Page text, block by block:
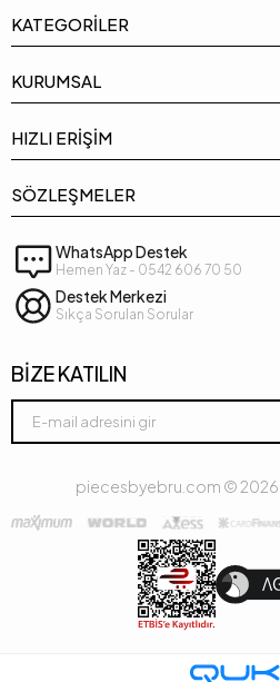
KATEGORİLER
KURUMSAL
HIZLI ERİŞİM
SÖZLEŞMELER
WhatsApp Destek
Hemen Yaz - 0542 606 70 50
Destek Merkezi
Sıkça Sorulan Sorular
BİZE KATILIN
piecesbyebru.com ©2026